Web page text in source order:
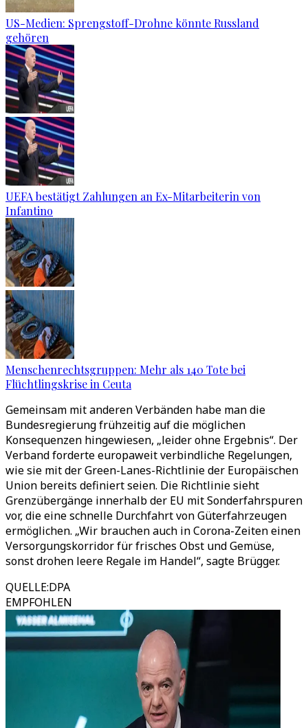
US-Medien: Sprengstoff-Drohne könnte Russland
gehören
UEFA bestätigt Zahlungen an Ex-Mitarbeiterin von
Infantino
Menschenrechtsgruppen: Mehr als 140 Tote bei
Flüchtlingskrise in Ceuta
Gemeinsam mit anderen Verbänden habe man die
Bundesregierung frühzeitig auf die möglichen
Konsequenzen hingewiesen, „leider ohne Ergebnis“. Der
Verband forderte europaweit verbindliche Regelungen,
wie sie mit der Green-Lanes-Richtlinie der Europäischen
Union bereits definiert seien. Die Richtlinie sieht
Grenzübergänge innerhalb der EU mit Sonderfahrspuren
vor, die eine schnelle Durchfahrt von Güterfahrzeugen
ermöglichen. „Wir brauchen auch in Corona-Zeiten einen
Versorgungskorridor für frisches Obst und Gemüse,
sonst drohen leere Regale im Handel“, sagte Brügger.
QUELLE:DPA
EMPFOHLEN